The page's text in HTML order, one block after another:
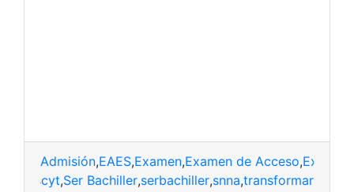
Admisión,EAES,Examen,Examen de Acceso,
senescyt,Ser Bachiller,serbachiller,snna,transformar